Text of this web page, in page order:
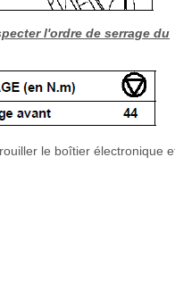
l'ordre de serrage du
le boîtier électronique